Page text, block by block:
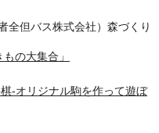
全但バス株式会社）森づくり
の大集合」
-オリジナル駒を作って遊ぼ